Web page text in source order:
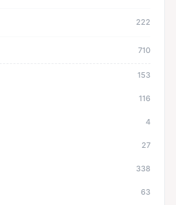
222
710
153
116
4
27
338
63